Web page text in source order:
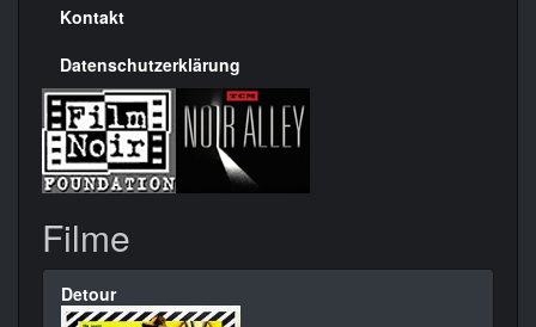
Kontakt
Datenschutzerklärung
Filme
Detour